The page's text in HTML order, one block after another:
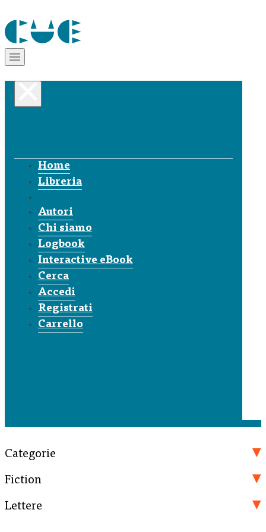
Home
Libreria
Autori
Chi siamo
Logbook
Interactive eBook
Cerca
Accedi
Registrati
Carrello
Categorie
Fiction
Lettere